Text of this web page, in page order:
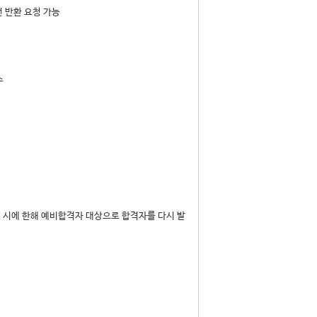
반환 요청 가능
에 한해 예비합격자 대상으로 합격자를 다시 발